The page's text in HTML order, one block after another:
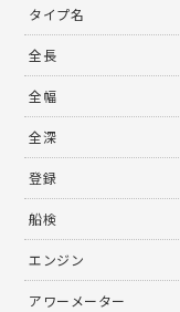
タイプ名
全長
全幅
全深
登録
船検
エンジン
アワーメーター